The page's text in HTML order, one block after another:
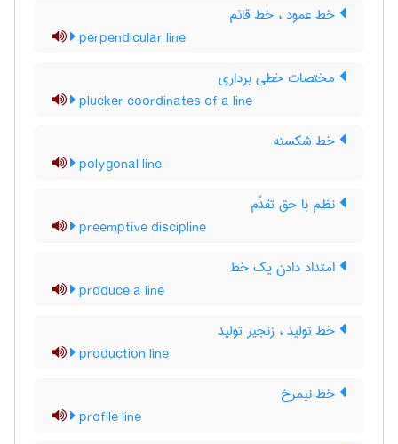
خط عمود ، خط قائم
perpendicular line
مختصات خطی برداری
plucker coordinates of a line
خط شکسته
polygonal line
نظم با حق تقدّم
preemptive discipline
امتداد دادن یک خط
produce a line
خط تولید ، زنجیر تولید
production line
خط نیمرخ
profile line